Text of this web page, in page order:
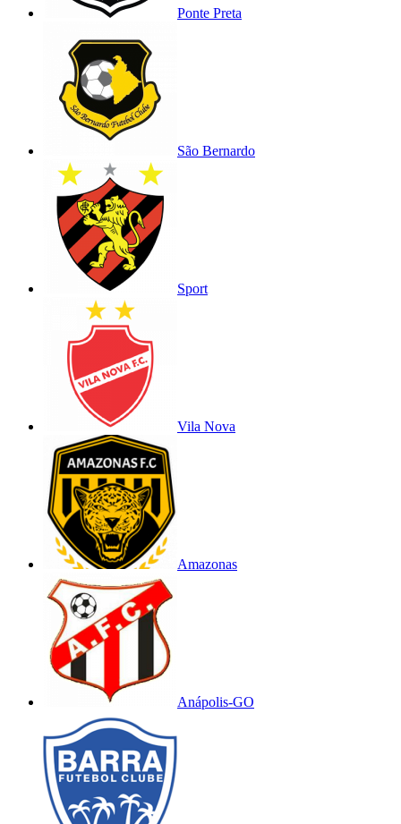
Ponte Preta
São Bernardo
Sport
Vila Nova
Amazonas
Anápolis-GO